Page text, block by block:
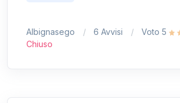
Albignasego 6 Avvisi
Voto 5
Chiuso